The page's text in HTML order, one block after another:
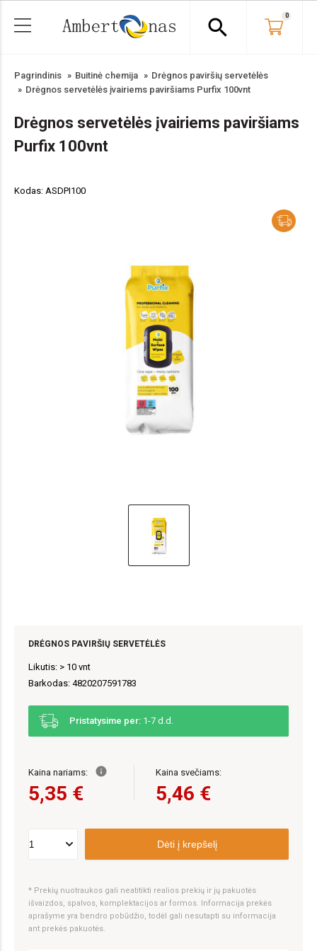
search 0
Pagrindinis Buitinė chemija
Drėgnos paviršių servetėlės
Drėgnos servetėlės įvairiems paviršiams Purfix 100vnt
Drėgnos servetėlės įvairiems paviršiams
Purfix 100vnt
Kodas: ASDPI100
DRĖGNOS PAVIRŠIŲ SERVETĖLĖS
Likutis: > 10 vnt
Barkodas: 4820207591783
Pristatysime per: 1-7 d.d.
Kaina nariams: info
5,35 €
Kaina svečiams:
5,46 €
Dėti į krepšelį
* Prekių nuotraukos gali neatitikti realios prekių ir jų pakuotės
išvaizdos, spalvos, komplektacijos ar formos. Informacija prekės
aprašyme yra bendro pobūdžio, todėl gali nesutapti su informacija
ant prekės pakuotės.